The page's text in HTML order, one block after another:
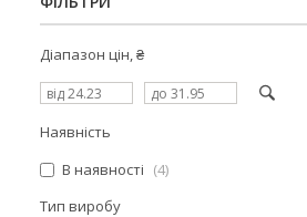
Діапазон цін, ₴
Наявність
В наявності
4
Тип виробу